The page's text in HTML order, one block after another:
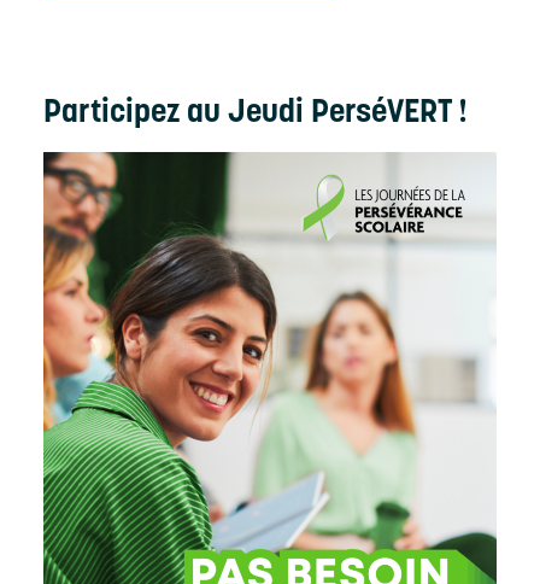
Participez au Jeudi PerséVERT !